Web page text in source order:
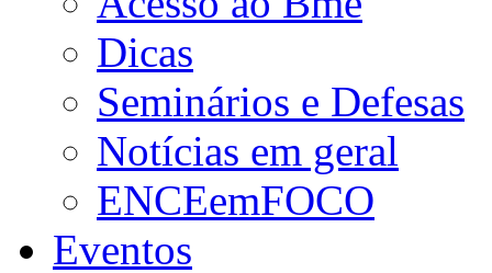
Dicas
Seminários e Defesas
Notícias em geral
ENCEemFOCO
Eventos